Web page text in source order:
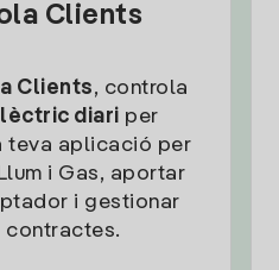
Clients
Clients, controla
diari per
teva aplicació per
i Gas, aportar
i gestionar
contractes.